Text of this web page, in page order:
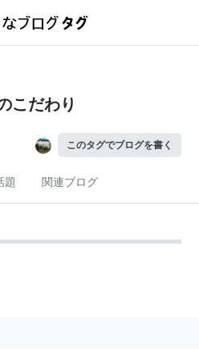
こだわり
このタグでブログを書く
題 関連ブログ